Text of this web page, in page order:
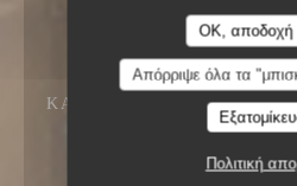
OK, αποδοχή
Απόρριψε όλα τα
Πολιτική
ΚΑΠΗΛΕΙΌ
4, RUE DU
PARIS